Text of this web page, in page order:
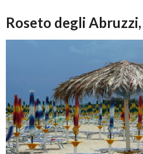
Roseto degli